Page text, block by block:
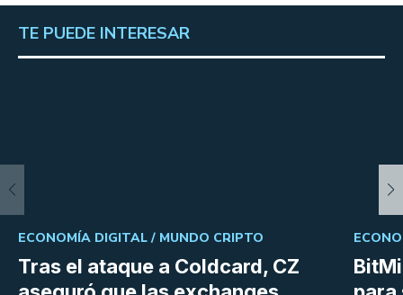
TE PUEDE INTERESAR
Tras el ataque a Coldcard, CZ
ECONOMÍA DIGITAL / MUNDO CRIPTO